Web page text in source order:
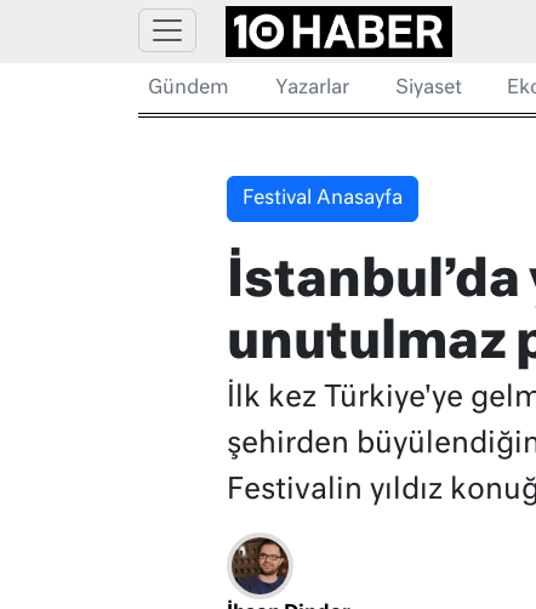
Gündem Yazarlar Siyaset
Festival Anasayfa
İstanbul’da
unutulmaz
İlk kez Türkiye'ye
şehirden
Festivalin yıldız